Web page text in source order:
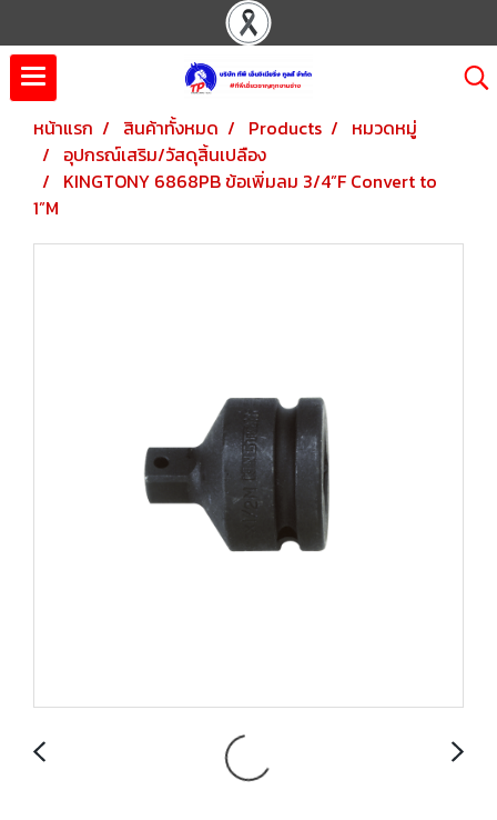
หน้าแรก สินค้าทั้งหมด Products
หมวดหมู่
อุปกรณ์เสริม/วัสดุสิ้นเปลือง
KINGTONY 6868PB ข้อเพิ่มลม 3/4”F Convert to
1”M